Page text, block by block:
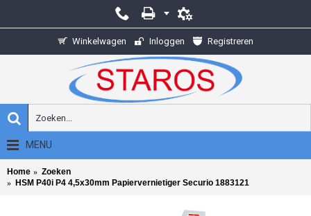
Winkelwagen Inloggen Registreren
MENU
Home
Zoeken
HSM P40i P4 4,5x30mm Papiervernietiger Securio 1883121